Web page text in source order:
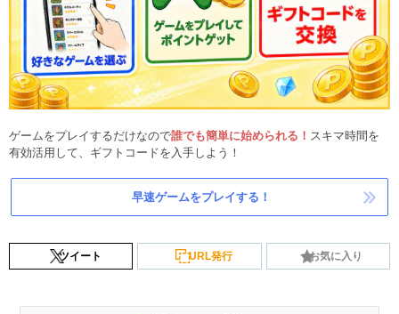
ゲームをプレイするだけなので誰でも簡単に始められる！ スキマ時間を
有効活用して、ギフトコードを入手しよう！
早速ゲームをプレイする！
ツイート URL発行 お気に入り